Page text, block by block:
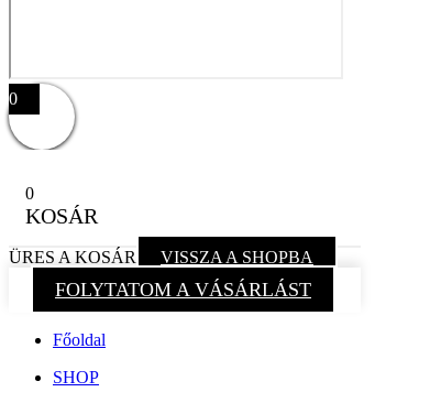
0
0
KOSÁR
ÜRES A KOSÁR VISSZA A SHOPBA
FOLYTATOM A VÁSÁRLÁST
Főoldal
SHOP